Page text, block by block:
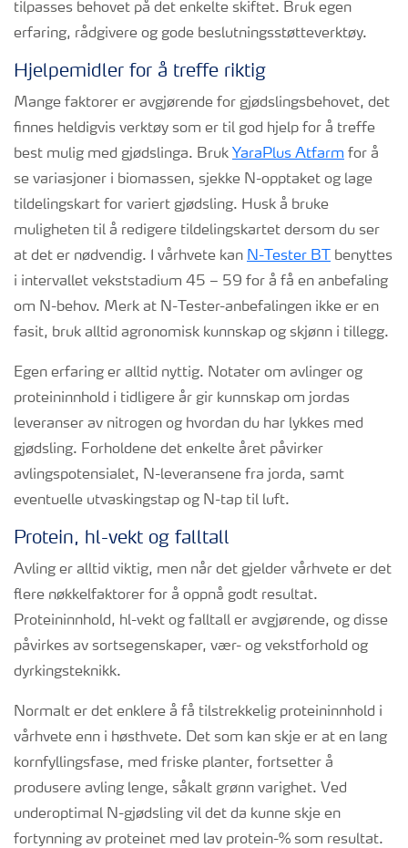
tilpasses behovet på det enkelte skiftet. Bruk egen
erfaring, rådgivere og gode beslutningsstøtteverktøy.
Hjelpemidler for å treffe riktig
Mange faktorer er avgjørende for gjødslingsbehovet, det
finnes heldigvis verktøy som er til god hjelp for å treffe
best mulig med gjødslinga. Bruk YaraPlus Atfarm for å
se variasjoner i biomassen, sjekke N-opptaket og lage
tildelingskart for variert gjødsling. Husk å bruke
muligheten til å redigere tildelingskartet dersom du ser
at det er nødvendig. I vårhvete kan N-Tester BT
benyttes
i intervallet vekststadium 45 – 59 for å få en anbefaling
om N-behov. Merk at N-Tester-anbefalingen ikke er en
fasit, bruk alltid agronomisk kunnskap og skjønn i tillegg.
Egen erfaring er alltid nyttig. Notater om avlinger og
proteininnhold i tidligere år gir kunnskap om jordas
leveranser av nitrogen og hvordan du har lykkes med
gjødsling. Forholdene det enkelte året påvirker
avlingspotensialet, N-leveransene fra jorda, samt
eventuelle utvaskingstap og N-tap til luft.
Protein, hl-vekt og falltall
Avling er alltid viktig, men når det gjelder vårhvete er det
flere nøkkelfaktorer for å oppnå godt resultat.
Proteininnhold, hl-vekt og falltall er avgjørende, og disse
påvirkes av sortsegenskaper, vær- og vekstforhold og
dyrkingsteknikk.
Normalt er det enklere å få tilstrekkelig proteininnhold i
vårhvete enn i høsthvete. Det som kan skje er at en lang
kornfyllingsfase, med friske planter, fortsetter å
produsere avling lenge, såkalt grønn varighet. Ved
underoptimal N-gjødsling vil det da kunne skje en
fortynning av proteinet med lav protein-% som resultat.